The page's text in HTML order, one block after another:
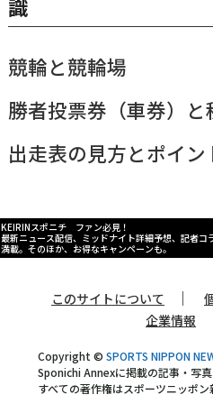
識
競輪と競輪場
勝者投票券（車券）と
出走表の見方とポイン
KEIRINスポニチ ファン必見！
最新ニュース配信、ミッドナイト詳細予想、記者
満載。そのほか、お得なキャンペーンも。
このサイトについて ｜
企業情報
Copyright © SPORTS NIPPON
Sponichi Annexに掲載の記事・写真
すべての著作権はスポーツニッポン